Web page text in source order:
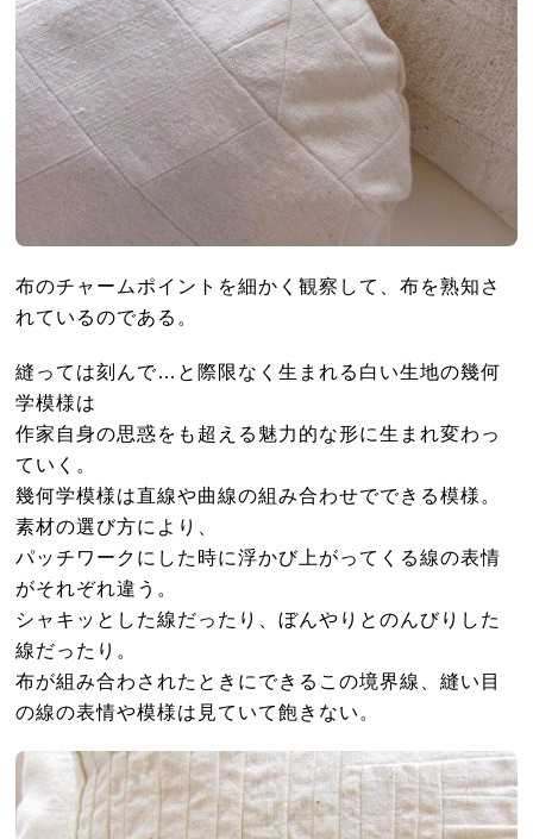
布のチャームポイントを細かく観察して、布を熟知さ
れているのである。
縫っては刻んで…と際限なく生まれる白い生地の幾何
学模様は
作家自身の思惑をも超える魅力的な形に生まれ変わっ
ていく。
幾何学模様は直線や曲線の組み合わせでできる模様。
素材の選び方により、
パッチワークにした時に浮かび上がってくる線の表情
がそれぞれ違う。
シャキッとした線だったり、ぼんやりとのんびりした
線だったり。
布が組み合わされたときにできるこの境界線、縫い目
の線の表情や模様は見ていて飽きない。